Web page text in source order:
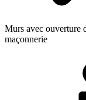
Murs avec ouverture
maçonnerie